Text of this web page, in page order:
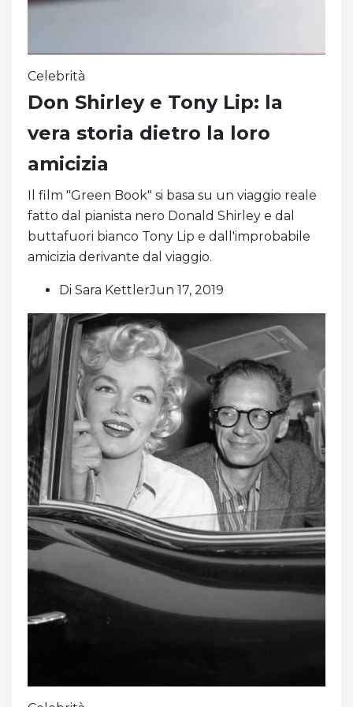
Celebrità
Don Shirley e Tony Lip: la
vera storia dietro la loro
amicizia
Il film "Green Book" si basa su un viaggio reale
fatto dal pianista nero Donald Shirley e dal
buttafuori bianco Tony Lip e dall'improbabile
amicizia derivante dal viaggio.
Di Sara KettlerJun 17, 2019